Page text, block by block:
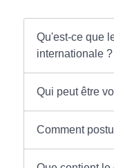
Qu'est-ce que
internationale ?
Qui peut être
Comment